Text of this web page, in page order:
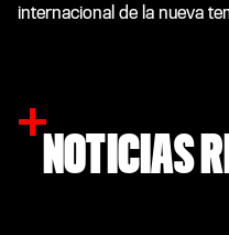
internacional de la nueva
NOTICIAS